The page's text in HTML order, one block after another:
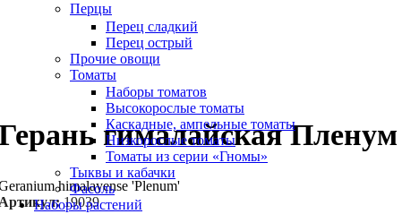
Перцы
Перец сладкий
Перец острый
Прочие овощи
Томаты
Наборы томатов
Высокорослые томаты
Каскадные, ампельные томаты
Низкорослые томаты
Томаты из серии «Гномы»
Тыквы и кабачки
Фасоль
Наборы растений
гималайская Пленум
himalayense 'Plenum'
19039